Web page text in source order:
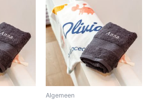
Algemeen